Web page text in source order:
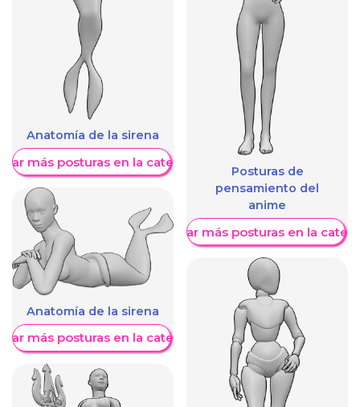
Anatomía de la sirena
más posturas en la categoría
Anatomía de la sirena
más posturas en la categoría
Posturas de
pensamiento del
anime
Mostrar más posturas en la